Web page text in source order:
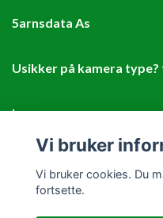
5arnsdata As
Usikker på kamera
Les mer
Vi bruker
Vi bruker cookies. Du
fortsette.